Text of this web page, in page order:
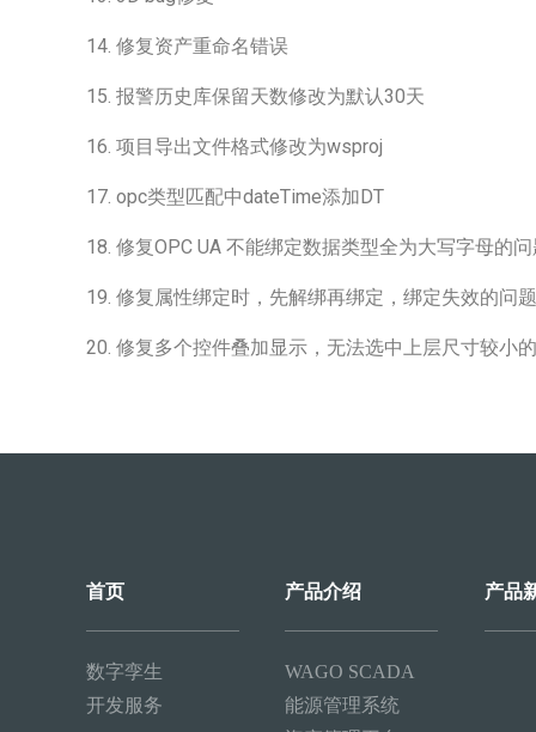
14. 修复资产重命名错误
15. 报警历史库保留天数修改为默认30天
16. 项目导出文件格式修改为wsproj
17. opc类型匹配中dateTime添加DT
18. 修复OPC UA 不能绑定数据类型全为大写字母的
19. 修复属性绑定时，先解绑再绑定，绑定失效的问题
20. 修复多个控件叠加显示，无法选中上层尺寸较小
首页
数字孪生
开发服务
产品介绍
WAGO SCADA
能源管理系统
产品